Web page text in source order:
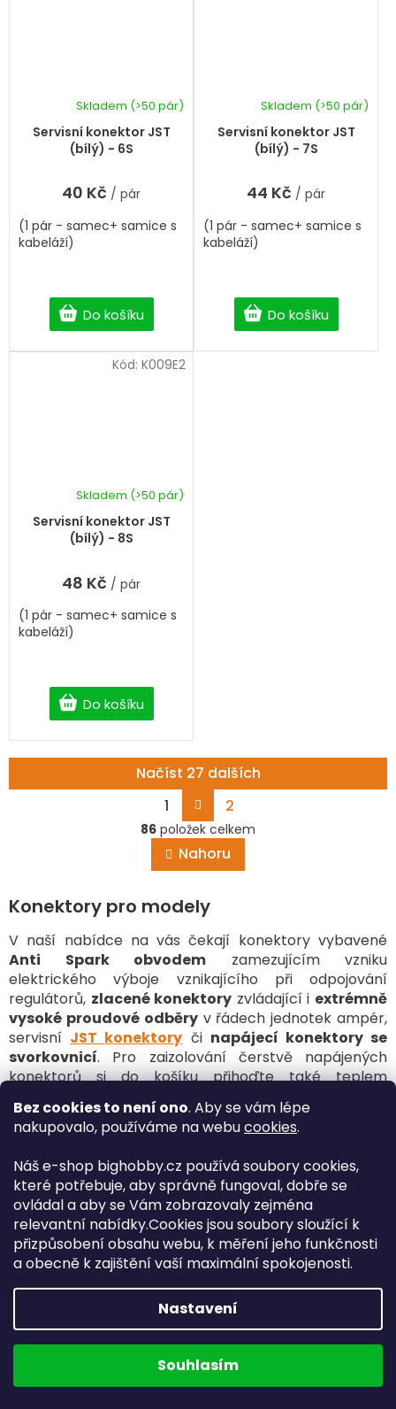
Bez cookies to není ono. Aby se vám lépe
nakupovalo, používáme na webucookies.
Náš e-shop bighobby.cz používá soubory cookies,
které potřebuje, aby správně fungoval, dobře se
ovládal a aby se Vám zobrazovaly zejména
relevantní nabídky.Cookies jsou soubory sloužící k
přizpůsobení obsahu webu, k měření jeho funkčnosti
a obecně k zajištění vaší maximální spokojenosti.
Nastavení
Souhlasím
Servisní konektor JST
(bílý) - 6S
Skladem (>50 pár)
40 Kč / pár
Do košíku
(1 pár - samec+ samice s
kabeláží)
Servisní konektor JST
(bílý) - 7S
Skladem (>50 pár)
44 Kč / pár
Do košíku
(1 pár - samec+ samice s
kabeláží)
Servisní konektor JST
(bílý) - 8S
Skladem (>50 pár)
48 Kč / pár
Do košíku
(1 pár - samec+ samice s
kabeláží)
Kód: K009E2
O
v
l
á
a
c
í
p
r
v
k
y
v
ý
p
s
u
Načíst 27 dalších
S
t
r
á
n
k
v
á
í
1 2
86 položek celkem
Nahoru
Konektory pro modely
V naší nabídce na vás čekají konektory vybavené
Anti Spark obvodem zamezujícím vzniku
elektrického výboje vznikajícího při odpojování
regulátorů, zlacené konektory zvládající i extrémně
vysoké proudové odběryv řádech jednotek ampér,
servisní JST konektory či napájecí konektory se
svorkovnicí. Pro zaizolování čerstvě napájených
konektorů si do košíku přihoďte také teplem
smršťovací bužírky. Pro ty, kterým se nechce pájet,
jsme do naší nabídky zařadili také již hotové
propojovacíaprodlužovací kabely.
TIP:Přečtěte si článek z našeho magazínu:
POMŮCKA PRO VÝBĚR MOTORU - DLE TYPU A
VÁHY LETADLA
Hledáte konektory proRC modely?
Vyberte si u rodinné firmy modelářů na BigHobby.czs
dopravou zdarma od 2 500 Kč
užkonektoryv košíku máte, podívejte se také na náš
další sortiment:RC prodlužovací kabely,RC
,RC silikonové kabely
konektory,RC vrtuleneboRC kužele.